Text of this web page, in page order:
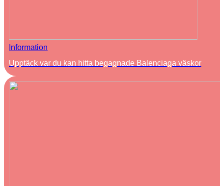
Information
Upptäck var du kan hitta begagnade Balenciaga väskor